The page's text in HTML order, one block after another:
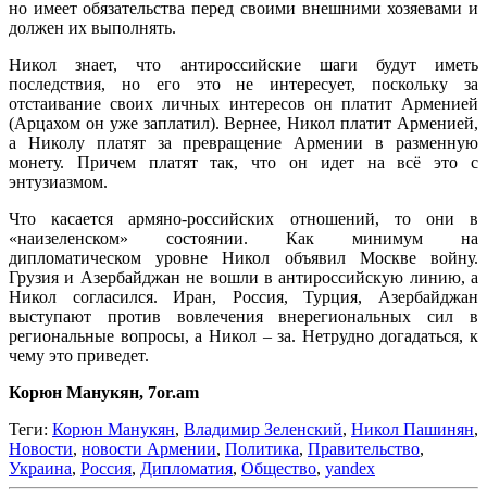
но имеет обязательства перед своими внешними хозяевами и
должен их выполнять.
Никол знает, что антироссийские шаги будут иметь
последствия, но его это не интересует, поскольку за
отстаивание своих личных интересов он платит Арменией
(Арцахом он уже заплатил). Вернее, Никол платит Арменией,
а Николу платят за превращение Армении в разменную
монету. Причем платят так, что он идет на всё это с
энтузиазмом.
Что касается армяно-российских отношений, то они в
«наизеленском» состоянии. Как минимум на
дипломатическом уровне Никол объявил Москве войну.
Грузия и Азербайджан не вошли в антироссийскую линию, а
Никол согласился. Иран, Россия, Турция, Азербайджан
выступают против вовлечения внерегиональных сил в
региональные вопросы, а Никол – за. Нетрудно догадаться, к
чему это приведет.
Корюн Манукян, 7or.am
Теги: Корюн Манукян, Владимир Зеленский, Никол Пашинян,
Новости, новости Армении, Политика, Правительство,
Украина, Россия, Дипломатия, Общество, yandex